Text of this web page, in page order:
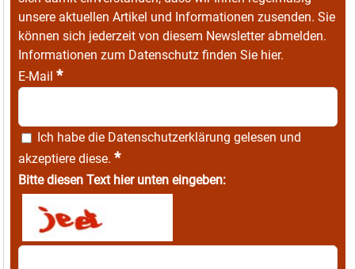
unsere aktuellen Artikel und Informationen zusenden. Sie
können sich jederzeit von diesem Newsletter abmelden.
Informationen zum Datenschutz finden Sie hier.
E-Mail *
Ich habe die Datenschutzerklärung gelesen und
akzeptiere diese. *
Bitte diesen Text hier unten eingeben: